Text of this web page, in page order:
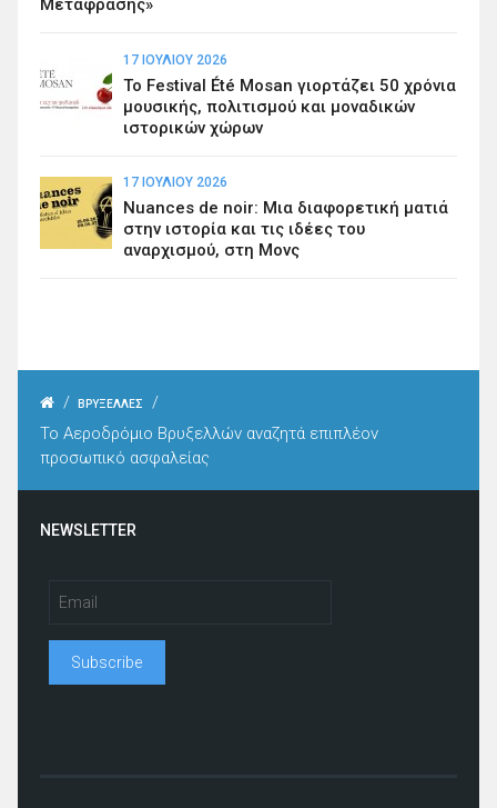
Μετάφρασης»
17 ΙΟΥΛΊΟΥ 2026
Το Festival Été Mosan γιορτάζει 50 χρόνια
μουσικής, πολιτισμού και μοναδικών
ιστορικών χώρων
17 ΙΟΥΛΊΟΥ 2026
Nuances de noir: Μια διαφορετική ματιά
στην ιστορία και τις ιδέες του
αναρχισμού, στη Μονς
/ ΒΡΥΞΕΛΛΕΣ
/
Το Αεροδρόμιο Βρυξελλών αναζητά επιπλέον
προσωπικό ασφαλείας
NEWSLETTER